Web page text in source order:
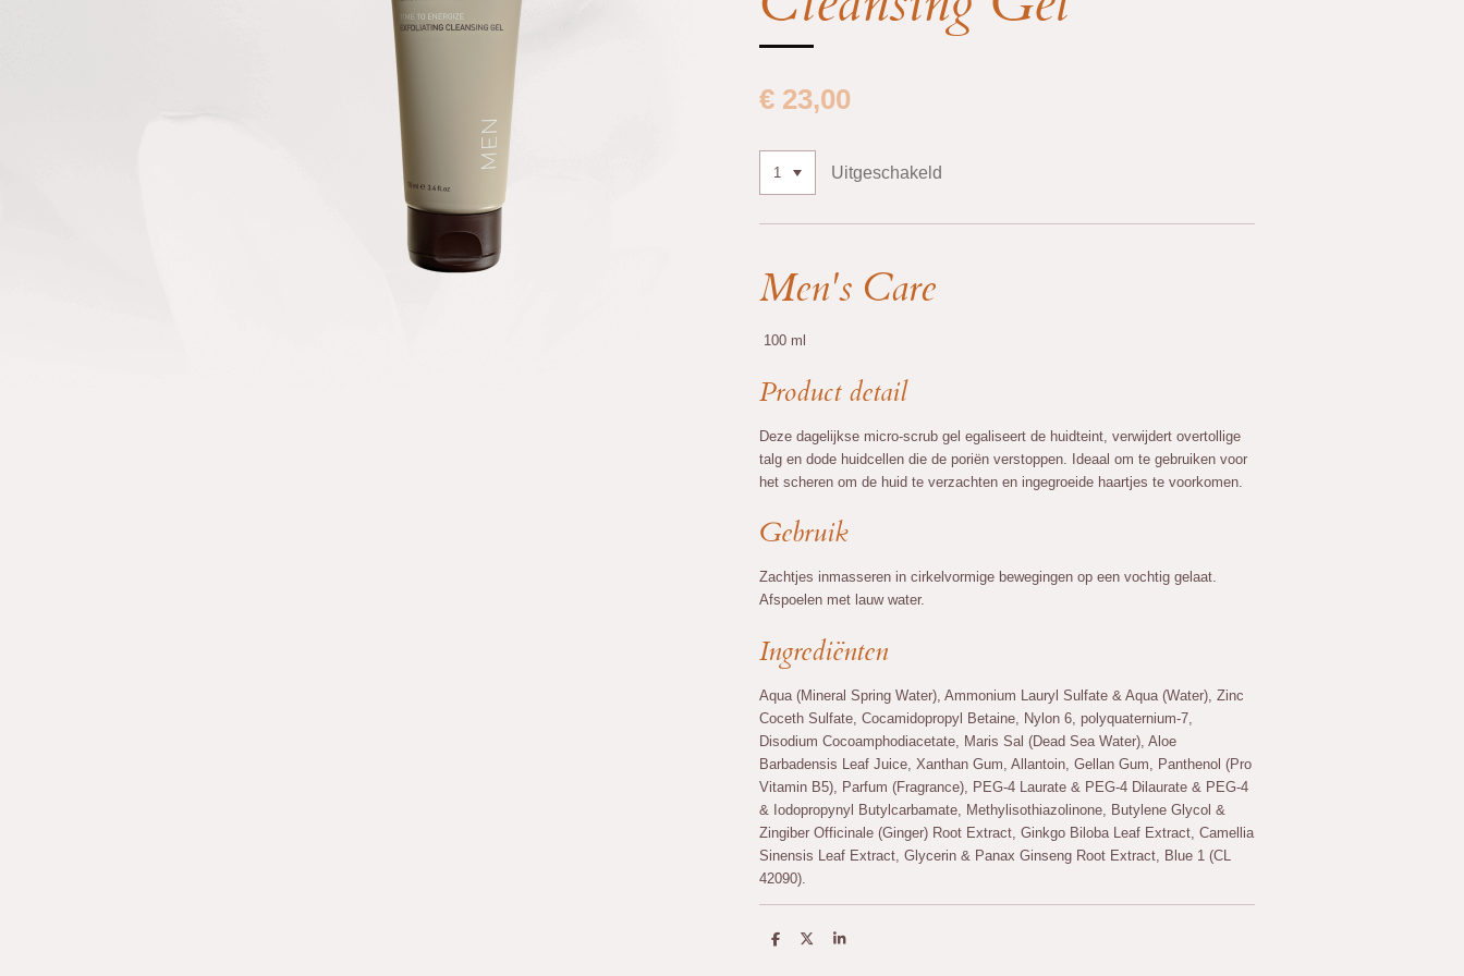
€ 23,00
Uitgeschakeld
Men's Care
100 ml
Product detail
Deze dagelijkse micro-scrub gel egaliseert de huidteint, verwijdert overtollige
talg en dode huidcellen die de poriën verstoppen. Ideaal om te gebruiken voor
het scheren om de huid te verzachten en ingegroeide haartjes te voorkomen.
Gebruik
Zachtjes inmasseren in cirkelvormige bewegingen op een vochtig gelaat.
Afspoelen met lauw water.
Ingrediënten
Aqua (Mineral Spring Water), Ammonium Lauryl Sulfate & Aqua (Water), Zinc
Coceth Sulfate, Cocamidopropyl Betaine, Nylon 6, polyquaternium-7,
Disodium Cocoamphodiacetate, Maris Sal (Dead Sea Water), Aloe
Barbadensis Leaf Juice, Xanthan Gum, Allantoin, Gellan Gum, Panthenol (Pro
Vitamin B5), Parfum (Fragrance), PEG-4 Laurate & PEG-4 Dilaurate & PEG-4
& Iodopropynyl Butylcarbamate, Methylisothiazolinone, Butylene Glycol &
Zingiber Officinale (Ginger) Root Extract, Ginkgo Biloba Leaf Extract, Camellia
Sinensis Leaf Extract, Glycerin & Panax Ginseng Root Extract, Blue 1 (CL
42090).
D
D
S